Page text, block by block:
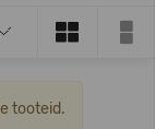
tooteid.